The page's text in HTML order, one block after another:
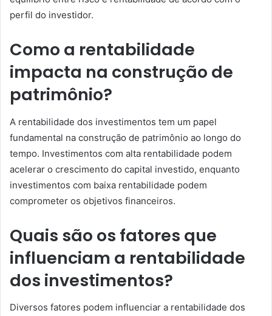
perfil do investidor.
Como a rentabilidade
impacta na construção de
patrimônio?
A rentabilidade dos investimentos tem um papel
fundamental na construção de patrimônio ao longo do
tempo. Investimentos com alta rentabilidade podem
acelerar o crescimento do capital investido, enquanto
investimentos com baixa rentabilidade podem
comprometer os objetivos financeiros.
Quais são os fatores que
influenciam a rentabilidade
dos investimentos?
Diversos fatores podem influenciar a rentabilidade dos